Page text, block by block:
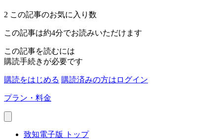
2 この記事のお気に入り数
この記事は約4分でお読みいただけます
この記事を読むには
購読手続きが必要です
購読をはじめる 購読済みの方はログイン
プラン・料金
致知電子版 トップ